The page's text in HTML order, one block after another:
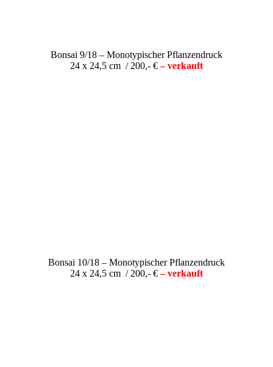
Bonsai 9/18 – Monotypischer Pflanzendruck
24 x 24,5 cm / 200,- €– verkauft
Bonsai 10/18 – Monotypischer Pflanzendruck
24 x 24,5 cm / 200,- €– verkauft